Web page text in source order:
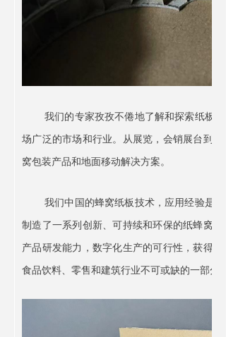
我们的专家孜孜不倦地了解和探索纸板
场广泛的市场和行业。从展览，会销展台到
窝包装产品和地面移动解决方案。
我们中国的蜂窝纸板技术，应用经验是
制造了一系列创新、可持续和环保的纸蜂窝
产品研发能力，数字化生产的可行性，获得
食品饮料、零售和建筑行业不可或缺的一部分。